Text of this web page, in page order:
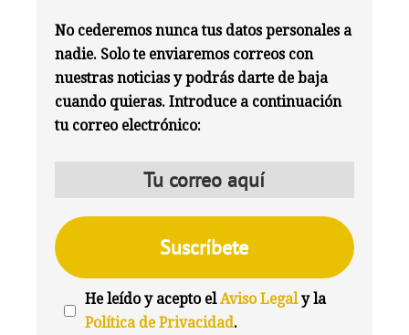
No cederemos nunca tus datos personales a
nadie. Solo te enviaremos correos con
nuestras noticias y podrás darte de baja
cuando quieras. Introduce a continuación
tu correo electrónico:
He leído y acepto elAviso Legaly la
Política de Privacidad.